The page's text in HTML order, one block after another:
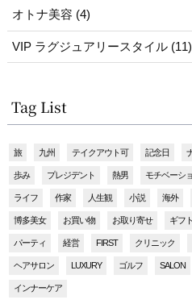
オトナ美容 (4)
VIP ラグジュアリースタイル (11)
Tag List
旅 九州 テイクアウト可 記念日
歩み プレジデント 熱男 モチベーシ
ライフ 作家 人生観 小説 海外
博多美女 お買い物 お取り寄せ ギフト
パーティ 経営 FIRST クリニック
ヘアサロン LUXURY ゴルフ SALON
インナーケア